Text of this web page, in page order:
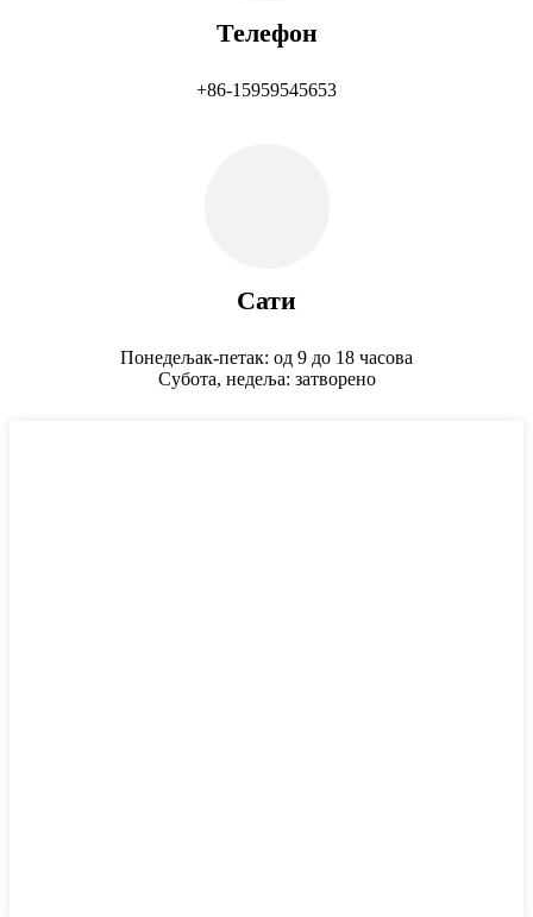
Телефон
+86-15959545653
Сати
Понедељак-петак: од 9 до 18 часова
Субота, недеља: затворено